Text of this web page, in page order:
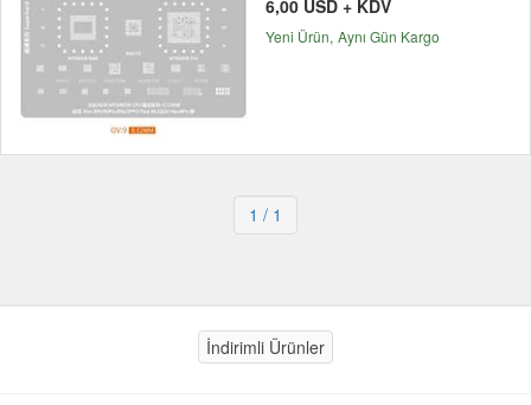
6,00 USD + KDV
Yeni Ürün Aynı Gün Kargo
1 / 1
İndirimli Ürünler